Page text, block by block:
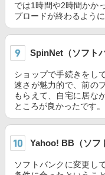
では1時間や2時間かか
プロードが終わるよう
SpinNet（ソフト
ショップで手続きをし
速さが魅力的で、前の
もらえて、自宅に居な
ところが良かったです
Yahoo! BB（ソフ
ソフトバンクに変更し